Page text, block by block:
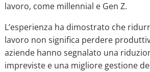
lavoro, come millennial e Gen Z.
L’esperienza ha dimostrato che
lavoro non significa perdere
aziende hanno segnalato una
impreviste e una migliore gestione